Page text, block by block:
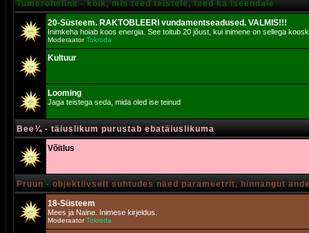
Tumeroheline - kõik, mis teed teistele, teed ka iseendale
20-Süsteem. RAKTOBLEERI vundamentseadused. VALMIS!!!
Inimkeha hoiab koos energia. See toitub 20 jõust, kui inimene on sellega
ModeraatorTokroda
Kultuur
Looming
Jaga teistega seda, mida oled ise teinud
Bee¾ - täiuslikum purustab ebatäiuslikuma
Võitlus
Pruun - objektiivselt suhtudes näed parameetrit, hinnangut
18-Süsteem
Mees ja Naine. Inimese kirjeldus.
ModeraatorTokroda